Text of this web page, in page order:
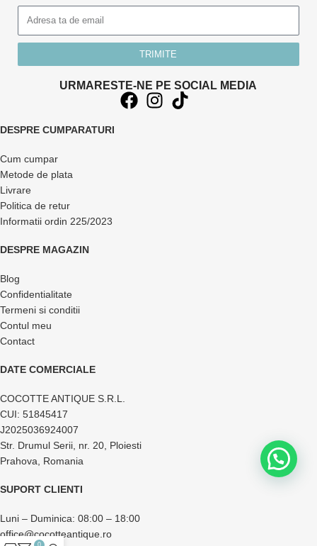
TRIMITE
URMARESTE-NE PE SOCIAL MEDIA
DESPRE CUMPARATURI
Cum cumpar
Metode de plata
Livrare
Politica de retur
Informatii ordin 225/2023
DESPRE MAGAZIN
Blog
Confidentialitate
Termeni si conditii
Contul meu
Contact
DATE COMERCIALE
COCOTTE ANTIQUE S.R.L.
CUI: 51845417
J2025036924007
Str. Drumul Serii, nr. 20, Ploiesti
Prahova, Romania
SUPORT CLIENTI
Luni – Duminica: 08:00 – 18:00
office@cocotteantique.ro
0